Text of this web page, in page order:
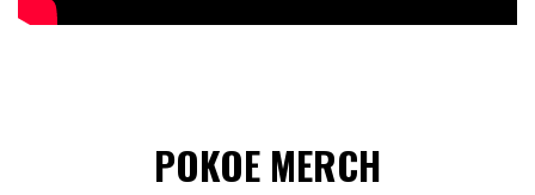
POKOE MERCH